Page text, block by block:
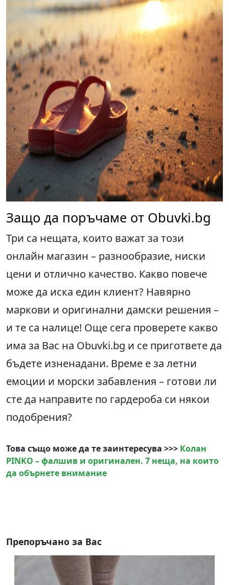
Защо да поръчаме от Obuvki.bg
Три са нещата, които важат за този
онлайн магазин – разнообразие, ниски
цени и отлично качество. Какво повече
може да иска един клиент? Навярно
маркови и оригинални дамски решения –
и те са налице! Още сега проверете какво
има за Вас на Obuvki.bg и се пригответе да
бъдете изненадани. Време е за летни
емоции и морски забавления – готови ли
сте да направите по гардероба си някои
подобрения?
Това също може да те заинтересува >>> Колан
PINKO – фалшив и оригинален. 7 неща, на които
да обърнете внимание
Препоръчано за Вас